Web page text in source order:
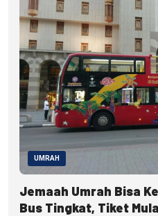
UMRAH
Jemaah Umrah Bisa
Bus Tingkat, Tiket